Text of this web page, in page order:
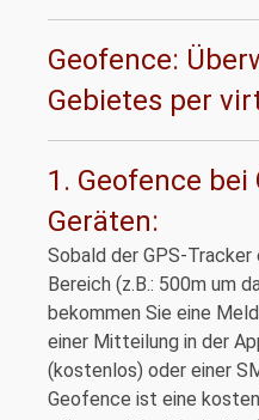
Geofence:
Gebietes per
1. Geofence bei
Geräten:
Sobald der GPS-
Bereich (z.B.: 500m um
bekommen Sie eine
einer Mitteilung in der
(kostenlos) oder einer
Geofence ist eine